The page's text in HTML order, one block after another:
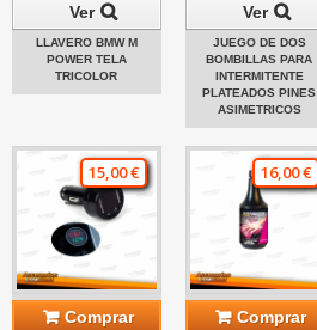
Ver
LLAVERO BMW M
POWER TELA
TRICOLOR
Ver
JUEGO DE DOS
BOMBILLAS PARA
INTERMITENTE
PLATEADOS PINES
ASIMETRICOS
15,00 €
Comprar
16,00 €
Comprar